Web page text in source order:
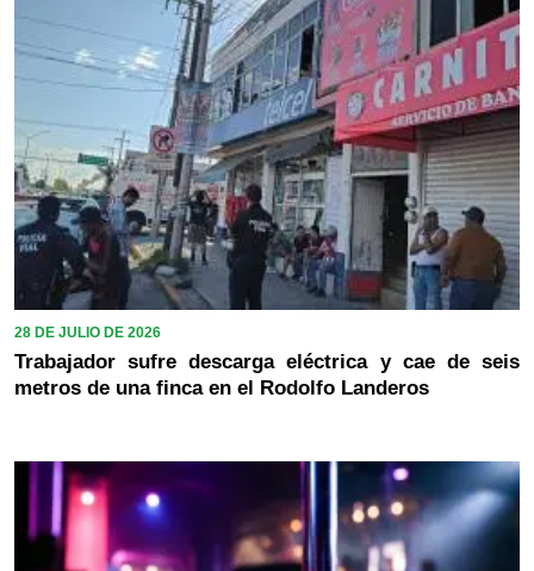
28 DE JULIO DE 2026
Trabajador sufre descarga eléctrica y cae de seis
metros de una finca en el Rodolfo Landeros